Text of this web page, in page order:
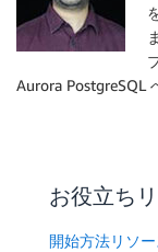
Aurora PostgreSQL
お役立ち
開始方法リソ